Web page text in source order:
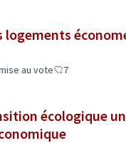
logements
au vote 7
écologique